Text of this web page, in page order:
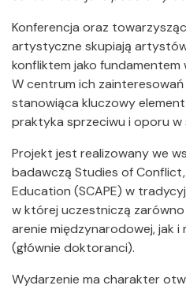
Konferencja oraz
artystyczne skupiają
konfliktem jako
W centrum ich
stanowiąca kluczowy
praktyka sprzeciwu i oporu w
Projekt jest realizowany we
badawczą Studies of
Education (SCAPE) w
w której uczestniczą
arenie międzynarodowej, jak i
(głównie doktoranci).
Wydarzenie ma charakter